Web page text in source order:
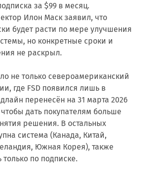
за $99 в месяц.
Илон Маск заявил, что
будет расти по мере улучшения
но конкретные сроки и
не раскрыл.
не только североамериканский
где FSD появился лишь в
перенесён на 31 марта 2026
дать покупателям больше
решения. В остальных
система (Канада, Китай,
Южная Корея), также
по подписке.